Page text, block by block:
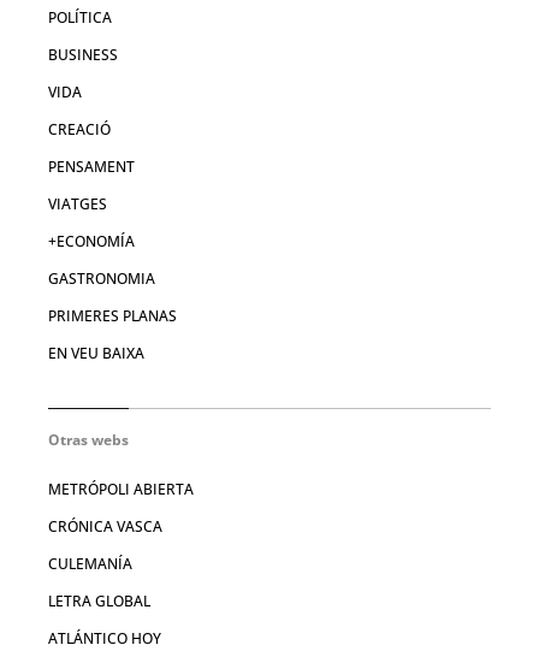
POLÍTICA
BUSINESS
VIDA
CREACIÓ
PENSAMENT
VIATGES
+ECONOMÍA
GASTRONOMIA
PRIMERES PLANAS
EN VEU BAIXA
Otras webs
METRÓPOLI ABIERTA
CRÓNICA VASCA
CULEMANÍA
LETRA GLOBAL
ATLÁNTICO HOY